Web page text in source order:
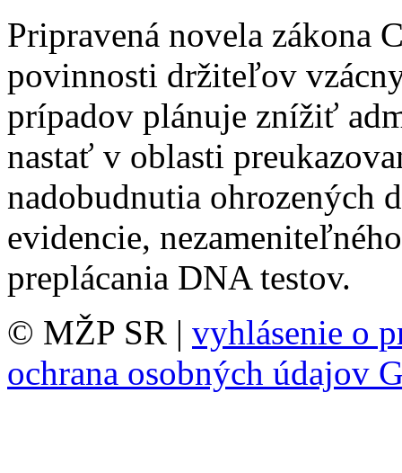
Pripravená novela zákona
povinnosti držiteľov
prípadov plánuje znížiť
nastať v oblasti
nadobudnutia ohrozených
evidencie,
preplácania DNA testov.
© MŽP SR | vyhlásenie o
ochrana osobných údajov